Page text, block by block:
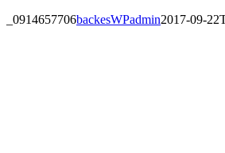
_0914657706backesWPadmin2017-09-